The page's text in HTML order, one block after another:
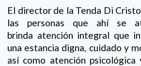
El director de la Tenda Di
las personas que ahí se
brinda atención integral que
una estancia digna, cuidado y
así como atención psicológica